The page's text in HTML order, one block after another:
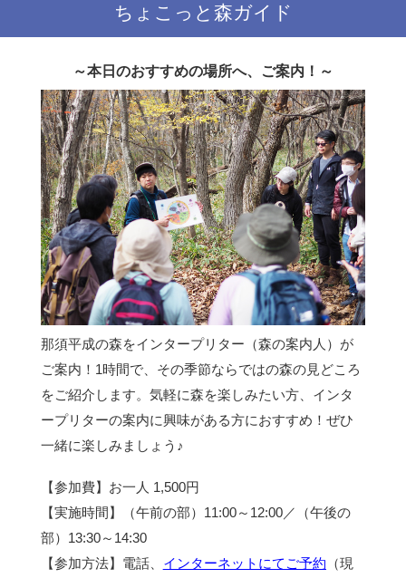
ちょこっと森ガイド
～本日のおすすめの場所へ、ご案内！～
那須平成の森をインタープリター（森の案内人）が
ご案内！1時間で、その季節ならではの森の見どころ
をご紹介します。気軽に森を楽しみたい方、インタ
ープリターの案内に興味がある方におすすめ！ぜひ
一緒に楽しみましょう♪
【参加費】お一人 1,500円
【実施時間】（午前の部）11:00～12:00／（午後の
部）13:30～14:30
【参加方法】電話、 インターネットにてご予約 （現